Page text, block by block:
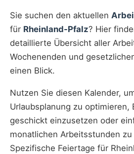
Sie suchen den aktuellen
für Rheinland-Pfalz? Hier
detaillierte Übersicht aller
Wochenenden und
einen Blick.
Nutzen Sie diesen Kalender,
Urlaubsplanung zu optimieren,
geschickt einzusetzen oder
monatlichen Arbeitsstunden
Spezifische Feiertage für